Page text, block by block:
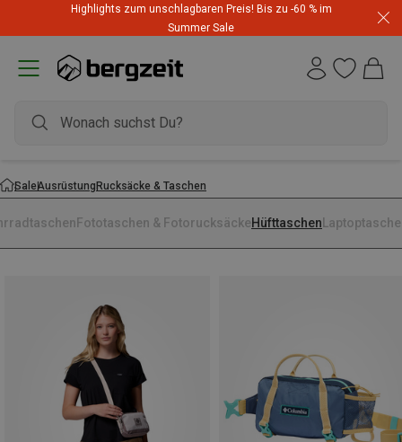
Highlights zum unschlagbaren Preis! Bis zu -60 % im
Summer Sale
SaleAusrüstungRucksäcke & Taschen
Fototaschen & FotorucksäckeHüfttaschen